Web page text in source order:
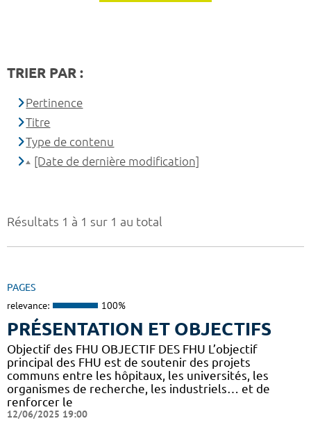
Résultats 1 à 1 sur 1 au total
PAGES
relevance: 100%
PRÉSENTATION ET OBJECTIFS
Objectif des FHU OBJECTIF DES FHU L’objectif
principal des FHU est de soutenir des projets
communs entre les hôpitaux, les universités, les
organismes de recherche, les industriels… et de
renforcer le
12/06/2025 19:00
TRIER PAR :
Pertinence
Titre
Type de contenu
[Date de dernière modification]